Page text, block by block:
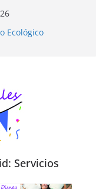
de Prendas
Ecológico
Servicios